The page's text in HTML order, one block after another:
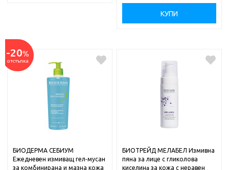
КУПИ
-20%
отстъпка
БИОДЕРМА СЕБИУМ
Ежедневен измиващ гел-мусан
за комбинирана и мазна кожа
БИОТРЕЙД МЕЛАБЕЛ Измивна
пяна за лице с гликолова
киселинa за кожа с неравен